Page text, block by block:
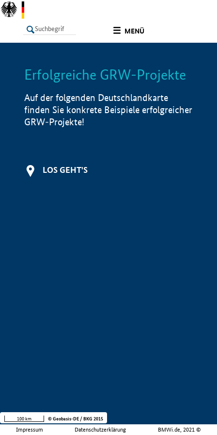
MENÜ
LISTE Info
Erfolgreiche GRW-Projekte
Auf der folgenden Deutschlandkarte
finden Sie konkrete Beispiele erfolgreicher
GRW-Projekte!
LOS GEHT'S
Impressum Datenschutzerklärung BMWi.de, 2021 ©
100 km © Geobasis-DE / BKG 2015